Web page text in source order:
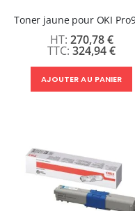
324,94 €
270,78 €
AJOUTER AU PANIER